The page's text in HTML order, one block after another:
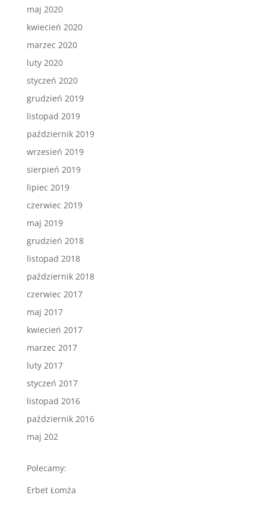
maj 2020
kwiecień 2020
marzec 2020
luty 2020
styczeń 2020
grudzień 2019
listopad 2019
październik 2019
wrzesień 2019
sierpień 2019
lipiec 2019
czerwiec 2019
maj 2019
grudzień 2018
listopad 2018
październik 2018
czerwiec 2017
maj 2017
kwiecień 2017
marzec 2017
luty 2017
styczeń 2017
listopad 2016
październik 2016
maj 202
Polecamy:
Erbet Łomża